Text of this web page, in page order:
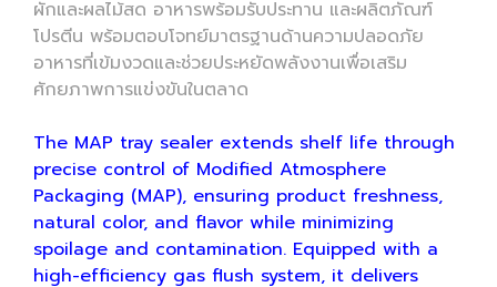
ผักและผลไม้สด อาหารพร้อมรับประทาน และผลิตภัณฑ์
โปรตีน พร้อมตอบโจทย์มาตรฐานด้านความปลอดภัย
อาหารที่เข้มงวดและช่วยประหยัดพลังงานเพื่อเสริม
ศักยภาพการแข่งขันในตลาด
The MAP tray sealer extends shelf life through
precise control of Modified Atmosphere
Packaging (MAP), ensuring product freshness,
natural color, and flavor while minimizing
spoilage and contamination. Equipped with a
high-efficiency gas flush system, it delivers